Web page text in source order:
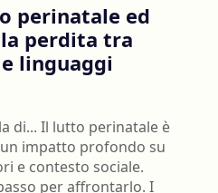
perinatale ed
perdita tra
linguaggi
di... Il lutto perinatale è
impatto profondo su
e contesto sociale.
per affrontarlo. I